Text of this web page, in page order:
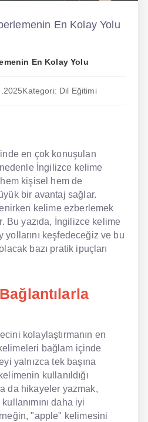
En Kolay Yolu
En Kolay Yolu
Kategori: Dil Eğitimi
en çok konuşulan
İngilizce kelime
kişisel hem de
bir avantaj sağlar.
kelime ezberlemek
Bu yazıda, İngilizce kelime
keşfedeceğiz ve bu
bazı pratik ipuçları
kolaylaştırmanın en
bağlam içinde
yalnızca tek başına
kullanıldığı
da hikayeler yazmak,
daha iyi
"apple" kelimesini